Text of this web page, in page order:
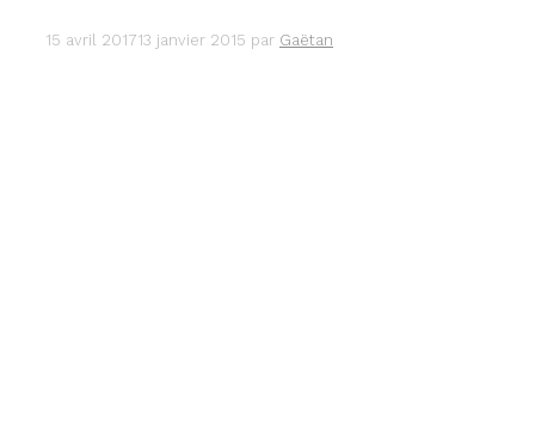
15 avril 201713 janvier 2015 par Gaëtan